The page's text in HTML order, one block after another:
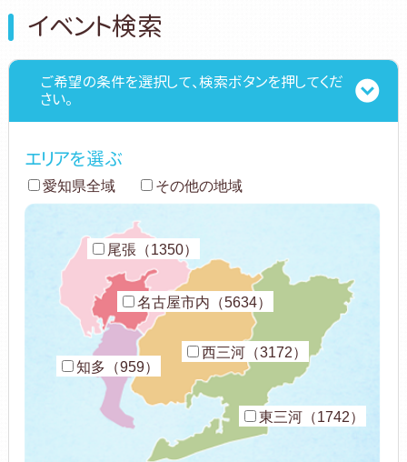
イベント検索
ご希望の条件を選択して、検索ボタンを押してくだ
さい。
エリアを選ぶ
愛知県全域 その他の地域
名古屋市内（5634）
尾張（1350）
知多（959）
西三河（3172）
東三河（1742）